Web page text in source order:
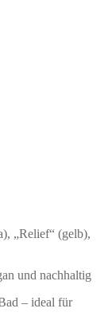
„Relief“ (gelb),
und nachhaltig
– ideal für